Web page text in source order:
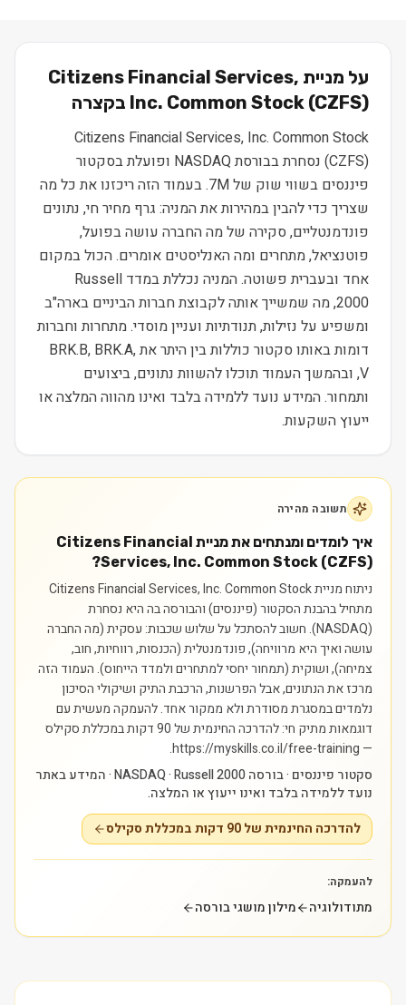
על מניית Citizens Financial Services,
Inc. Common Stock (CZFS) בקצרה
Citizens Financial Services, Inc. Common Stock
(CZFS) נסחרת בבורסת NASDAQ ופועלת בסקטור
פיננסים בשווי שוק של 7M. בעמוד הזה ריכזנו את כל מה
שצריך כדי להבין במהירות את המניה: גרף מחיר חי, נתונים
פונדמנטליים, סקירה של מה החברה עושה בפועל,
פוטנציאל, מתחרים ומה האנליסטים אומרים. הכול במקום
אחד ובעברית פשוטה. המניה נכללת במדד Russell
2000, מה שמשייך אותה לקבוצת חברות הביניים בארה"ב
ומשפיע על נזילות, תנודתיות ועניין מוסדי. מתחרות וחברות
דומות באותו סקטור כוללות בין היתר את BRK.B, BRK.A,
V, ובהמשך העמוד תוכלו להשוות נתונים, ביצועים
ותמחור. המידע נועד ללמידה בלבד ואינו מהווה המלצה או
ייעוץ השקעות.
תשובה מהירה
איך לומדים ומנתחים את מניית Citizens Financial
Services, Inc. Common Stock (CZFS)?
ניתוח מניית Citizens Financial Services, Inc. Common Stock
מתחיל בהבנת הסקטור (פיננסים) והבורסה בה היא נסחרת
(NASDAQ). חשוב להסתכל על שלוש שכבות: עסקית (מה החברה
עושה ואיך היא מרוויחה), פונדמנטלית (הכנסות, רווחיות, חוב,
צמיחה), ושוקית (תמחור יחסי למתחרים ולמדד הייחוס). העמוד הזה
מרכז את הנתונים, אבל הפרשנות, הרכבת התיק ושיקולי הסיכון
נלמדים במסגרת מסודרת ולא ממקור אחד.להעמקה מעשית עם
דוגמאות מתיק חי: להדרכה החינמית של 90 דקות במכללת סקילס
— https://myskills.co.il/free-training.
סקטור פיננסים · בורסה NASDAQ · Russell 2000 · המידע באתר
נועד ללמידה בלבד ואינו ייעוץ או המלצה.
להדרכה החינמית של 90 דקות במכללת סקילס
להעמקה:
מתודולוגיה מילון מושגי בורסה